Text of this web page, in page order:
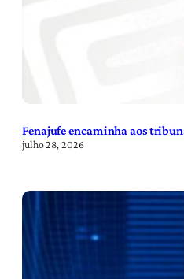
Fenajufe encaminha aos
julho 28, 2026